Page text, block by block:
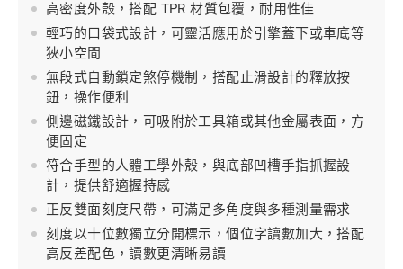
高密度外殼，搭配 TPR 材質包覆，耐用性佳
輕巧的口袋式設計，可靈活應用於引擎蓋下或車底等
狹小空間
無段式自動鎖定煞停機制，搭配止滑設計的釋放按
鈕，操作便利
側邊磁鐵設計，可吸附於工具箱或其他金屬表面，方
便固定
符合手型的人體工學外殼，與底部凹槽手指抓握設
計，提供舒適握持感
正反雙面刻度尺帶，可滿足多角度與多種測量需求
刻度以十位數獨立分開標示，個位字讀數加大，搭配
高反差配色，讀數更清晰易讀